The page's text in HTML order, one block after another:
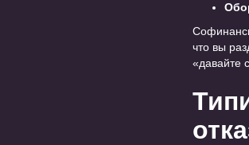
что вы
«давайте